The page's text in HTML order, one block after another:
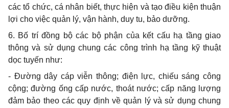
các tổ chức, cá nhân biết, thực hiện và tạo điều kiện thuận
lợi cho việc quản lý, vận hành, duy tu, bảo dưỡng.
6. Bố trí đồng bộ các bộ phận của kết cấu hạ tầng giao
thông và sử dụng chung các công trình hạ tầng kỹ thuật
dọc tuyến như:
- Đường dây cáp viễn thông; điện lực, chiếu sáng công
cộng; đường ống cấp nước, thoát nước; cấp năng lượng
đảm bảo theo các quy định về quản lý và sử dụng chung